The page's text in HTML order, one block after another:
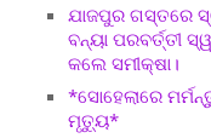
ଯାଜପୁର ଗସ୍ତରେ
ବନ୍ୟା ପରବର୍ତ୍ତୀ
କଲେ ସମୀକ୍ଷା।
*ସୋହେଲାରେ
ମୃତ୍ୟୁ*